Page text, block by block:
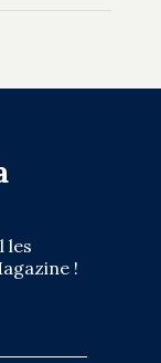
les
!